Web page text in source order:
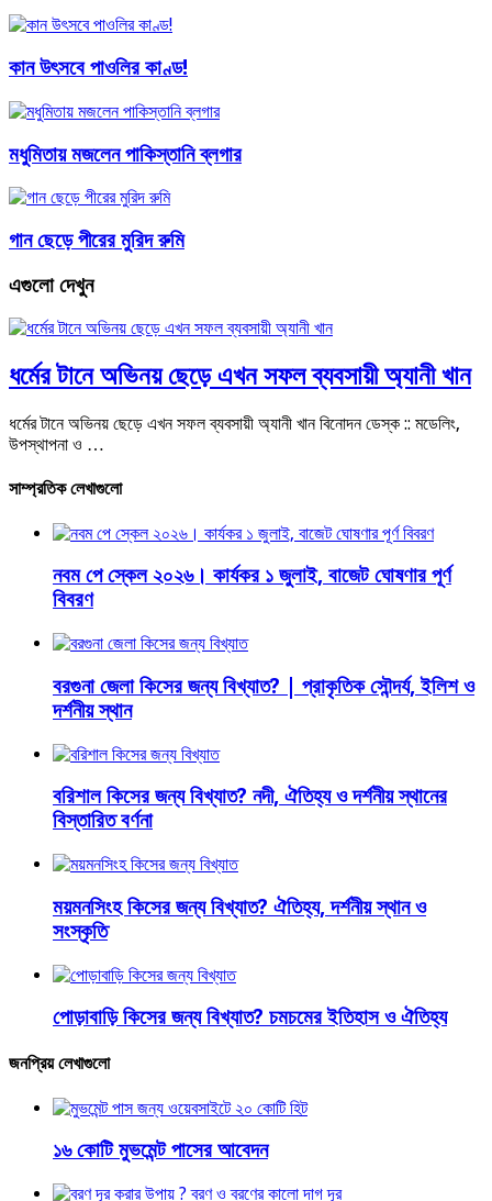
কান উৎসবে পাওলির কাণ্ড!
মধুমিতায় মজলেন পাকিস্তানি ব্লগার
গান ছেড়ে পীরের মুরিদ রুমি
এগুলো দেখুন
ধর্মের টানে অভিনয় ছেড়ে এখন সফল ব্যবসায়ী অ্যানী খান
ধর্মের টানে অভিনয় ছেড়ে এখন সফল ব্যবসায়ী অ্যানী খান বিনোদন ডেস্ক :: মডেলিং,
উপস্থাপনা ও …
সাম্প্রতিক লেখাগুলো
নবম পে স্কেল ২০২৬। কার্যকর ১ জুলাই, বাজেট ঘোষণার পূর্ণ
বিবরণ
বরগুনা জেলা কিসের জন্য বিখ্যাত? | প্রাকৃতিক সৌন্দর্য, ইলিশ ও
দর্শনীয় স্থান
বরিশাল কিসের জন্য বিখ্যাত? নদী, ঐতিহ্য ও দর্শনীয় স্থানের
বিস্তারিত বর্ণনা
ময়মনসিংহ কিসের জন্য বিখ্যাত? ঐতিহ্য, দর্শনীয় স্থান ও
সংস্কৃতি
পোড়াবাড়ি কিসের জন্য বিখ্যাত? চমচমের ইতিহাস ও ঐতিহ্য
জনপ্রিয় লেখাগুলো
১৬ কোটি মুভমেন্ট পাসের আবেদন